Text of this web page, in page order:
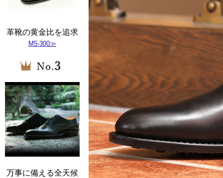
革靴の黄金比を追求
M5-300≫
万事に備える全天候